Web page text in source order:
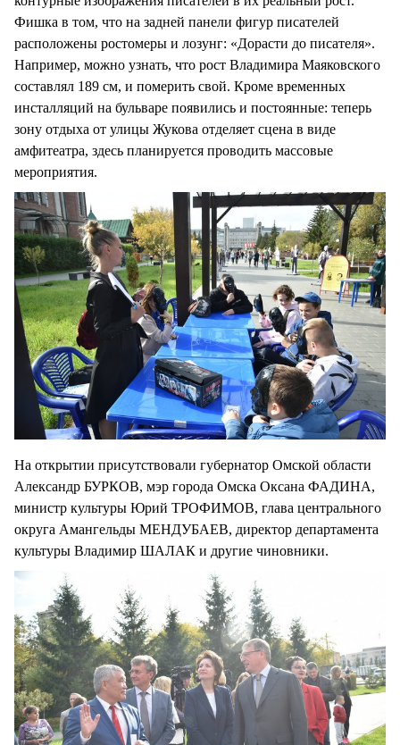
Фишка в том, что на задней панели фигур писателей
расположены ростомеры и лозунг: «Дорасти до писателя».
Например, можно узнать, что рост Владимира Маяковского
составлял 189 см, и померить свой. Кроме временных
инсталляций на бульваре появились и постоянные: теперь
зону отдыха от улицы Жукова отделяет сцена в виде
амфитеатра, здесь планируется проводить массовые
мероприятия.
На открытии присутствовали губернатор Омской области
Александр БУРКОВ, мэр города Омска Оксана ФАДИНА,
министр культуры Юрий ТРОФИМОВ, глава центрального
округа Амангельды МЕНДУБАЕВ, директор департамента
культуры Владимир ШАЛАК и другие чиновники.